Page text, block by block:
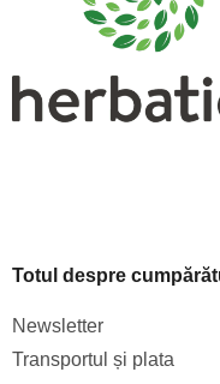
Totul despre
Newsletter
Transportul și plata